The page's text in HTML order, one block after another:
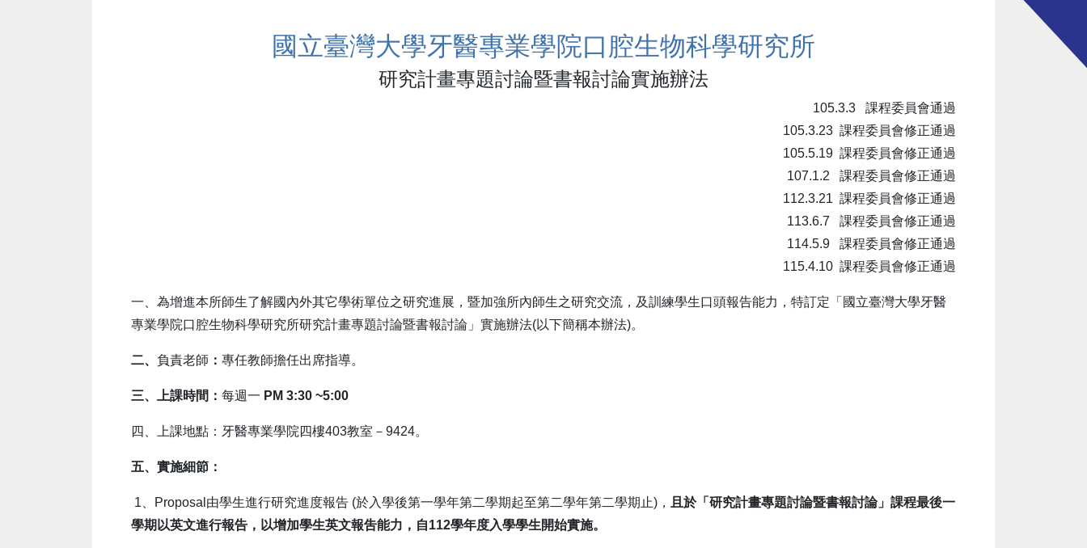
國立臺灣大學牙醫專業學院口腔生物科學研究所
研究計畫專題討論暨書報討論實施辦法
105.3.3 課程委員會通過
105.3.23 課程委員會修正通過
105.5.19 課程委員會修正通過
107.1.2 課程委員會修正通過
112.3.21 課程委員會修正通過
113.6.7 課程委員會修正通過
114.5.9 課程委員會修正通過
115.4.10 課程委員會修正通過
一、為增進本所師生了解國內外其它學術單位之研究進展，暨加強所內師生之研究交流，及訓練學生口頭報告能力，特訂定「國立臺灣大學牙醫
專業學院口腔生物科學研究所研究計畫專題討論暨書報討論」實施辦法(以下簡稱本辦法)。
二、 負責老師 ： 專任教師擔任出席指導。
三、上課時間： 每週一 PM 3:30 ~5:00
四、上課地點：牙醫專業學院四樓403教室－9424。
五、實施細節：
1、Proposal由學生進行研究進度報告 (於入學後第一學年第二學期起至第二學年第二學期止)，
且於「研究計畫專題討論暨書報討論」課程最後一
學期以英文進行報告，以增加學生英文報吿能力，自112學年度入學學生開始實施。